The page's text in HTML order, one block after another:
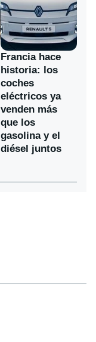
Francia hace
historia: los
coches
eléctricos ya
venden más
que los
gasolina y el
diésel juntos